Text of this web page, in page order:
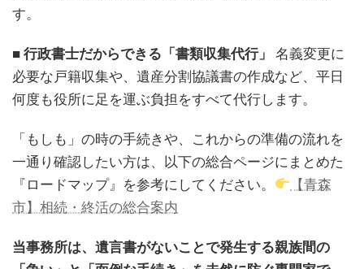
す。
■ 行政書士だからできる「書類収集代行」
名義変更に
必要な戸籍収集や、遺産分割協議書の作成など、平日
何度も役所に足を運ぶ負担をすべて代行します。
「もしも」の時の手続きや、これからの準備の流れを
一通り確認したい方は、以下の総合ページにまとめた
『ロードマップ』を参考にしてください。
【青森
市】相続・終活の総合案内
当事務所は、遺言書がないことで発生する親族間の